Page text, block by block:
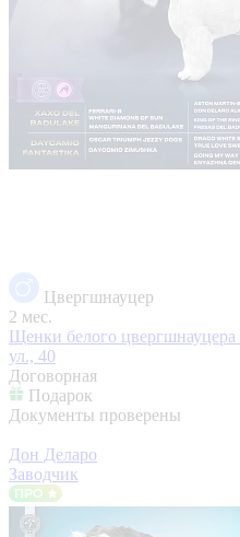
Цвергшнауцер
2 мес.
Щенки белого цвергшнауцера
ул., 40
Договорная
Подарок
Документы проверены
Дон Деларо
Заводчик